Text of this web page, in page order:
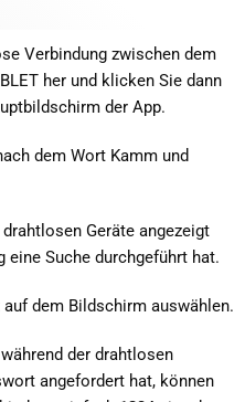
Verbindung zwischen dem
her und klicken Sie dann
der App.
dem Wort Kamm und
Geräte angezeigt
eine Suche durchgeführt hat.
dem Bildschirm auswählen.
der drahtlosen
angefordert hat, können